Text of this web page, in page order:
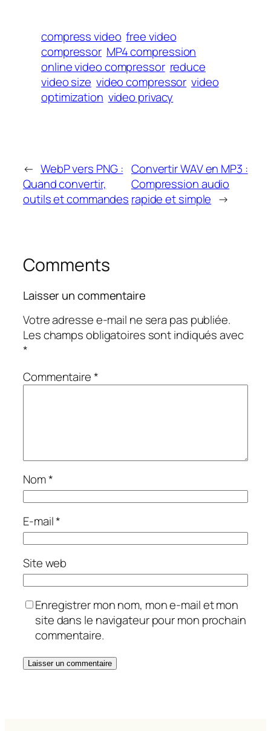
compress video free video
compressor MP4 compression
online video compressor reduce
video size video compressor video
optimization video privacy
← WebP vers PNG :
Quand convertir,
outils et commandes
Convertir WAV en MP3 :
Compression audio
rapide et simple →
Comments
Laisser un commentaire
Votre adresse e-mail ne sera pas publiée.
Les champs obligatoires sont indiqués avec
*
Commentaire*
Nom*
E-mail*
Site web
Enregistrer mon nom, mon e-mail et mon
site dans le navigateur pour mon prochain
commentaire.